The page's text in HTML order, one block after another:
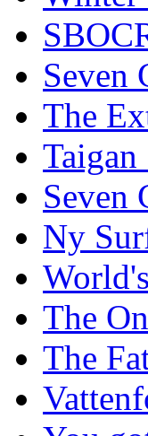
Seven
The
Seven
Ny
The
The